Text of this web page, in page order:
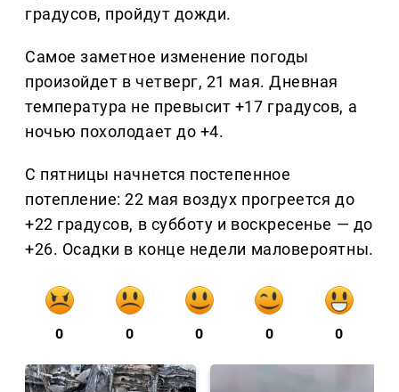
градусов, пройдут дожди.
Самое заметное изменение погоды
произойдет в четверг, 21 мая. Дневная
температура не превысит +17 градусов, а
ночью похолодает до +4.
С пятницы начнется постепенное
потепление: 22 мая воздух прогреется до
+22 градусов, в субботу и воскресенье — до
+26. Осадки в конце недели маловероятны.
0 0 0 0 0